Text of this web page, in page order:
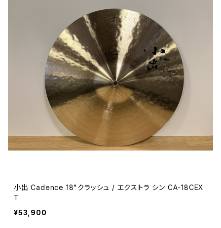
小出 Cadence 18"クラッシュ / エクストラ シン CA-18CEX
T
¥53,900